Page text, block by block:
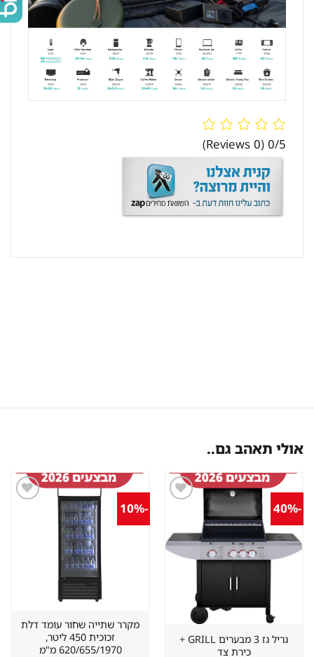
0/5
(0 Reviews)
אולי תאהב גם..
במועדפים
גריל גז 3 מבערים GRILL +
כירת צד
מקרר שתייה שחור עומד דלת
זכוכית 450 ליטר,
620/655/1970 מ"מ